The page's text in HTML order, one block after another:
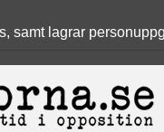
samt lagrar